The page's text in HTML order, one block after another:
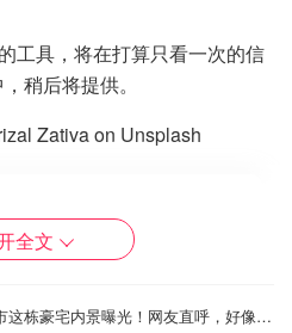
工具，将在打算只看一次的信
稍后将提供。
Zativa on Unsplash
全文
千万级豪宅长啥样？旺市这栋豪宅内景曝光！网友直呼，好像是在好莱坞！